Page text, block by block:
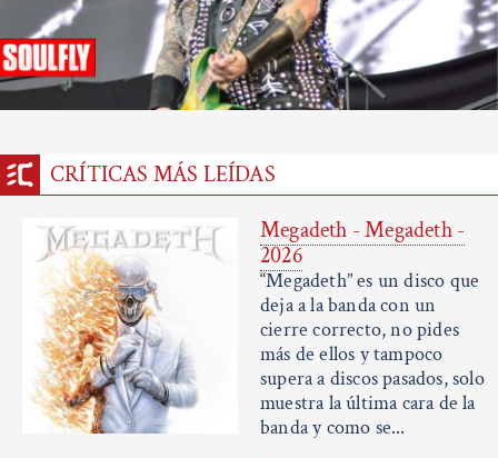
CRÍTICAS MÁS LEÍDAS
Megadeth - Megadeth -
2026
“Megadeth” es un disco que
deja a la banda con un
cierre correcto, no pides
más de ellos y tampoco
supera a discos pasados, solo
muestra la última cara de la
banda y como se...